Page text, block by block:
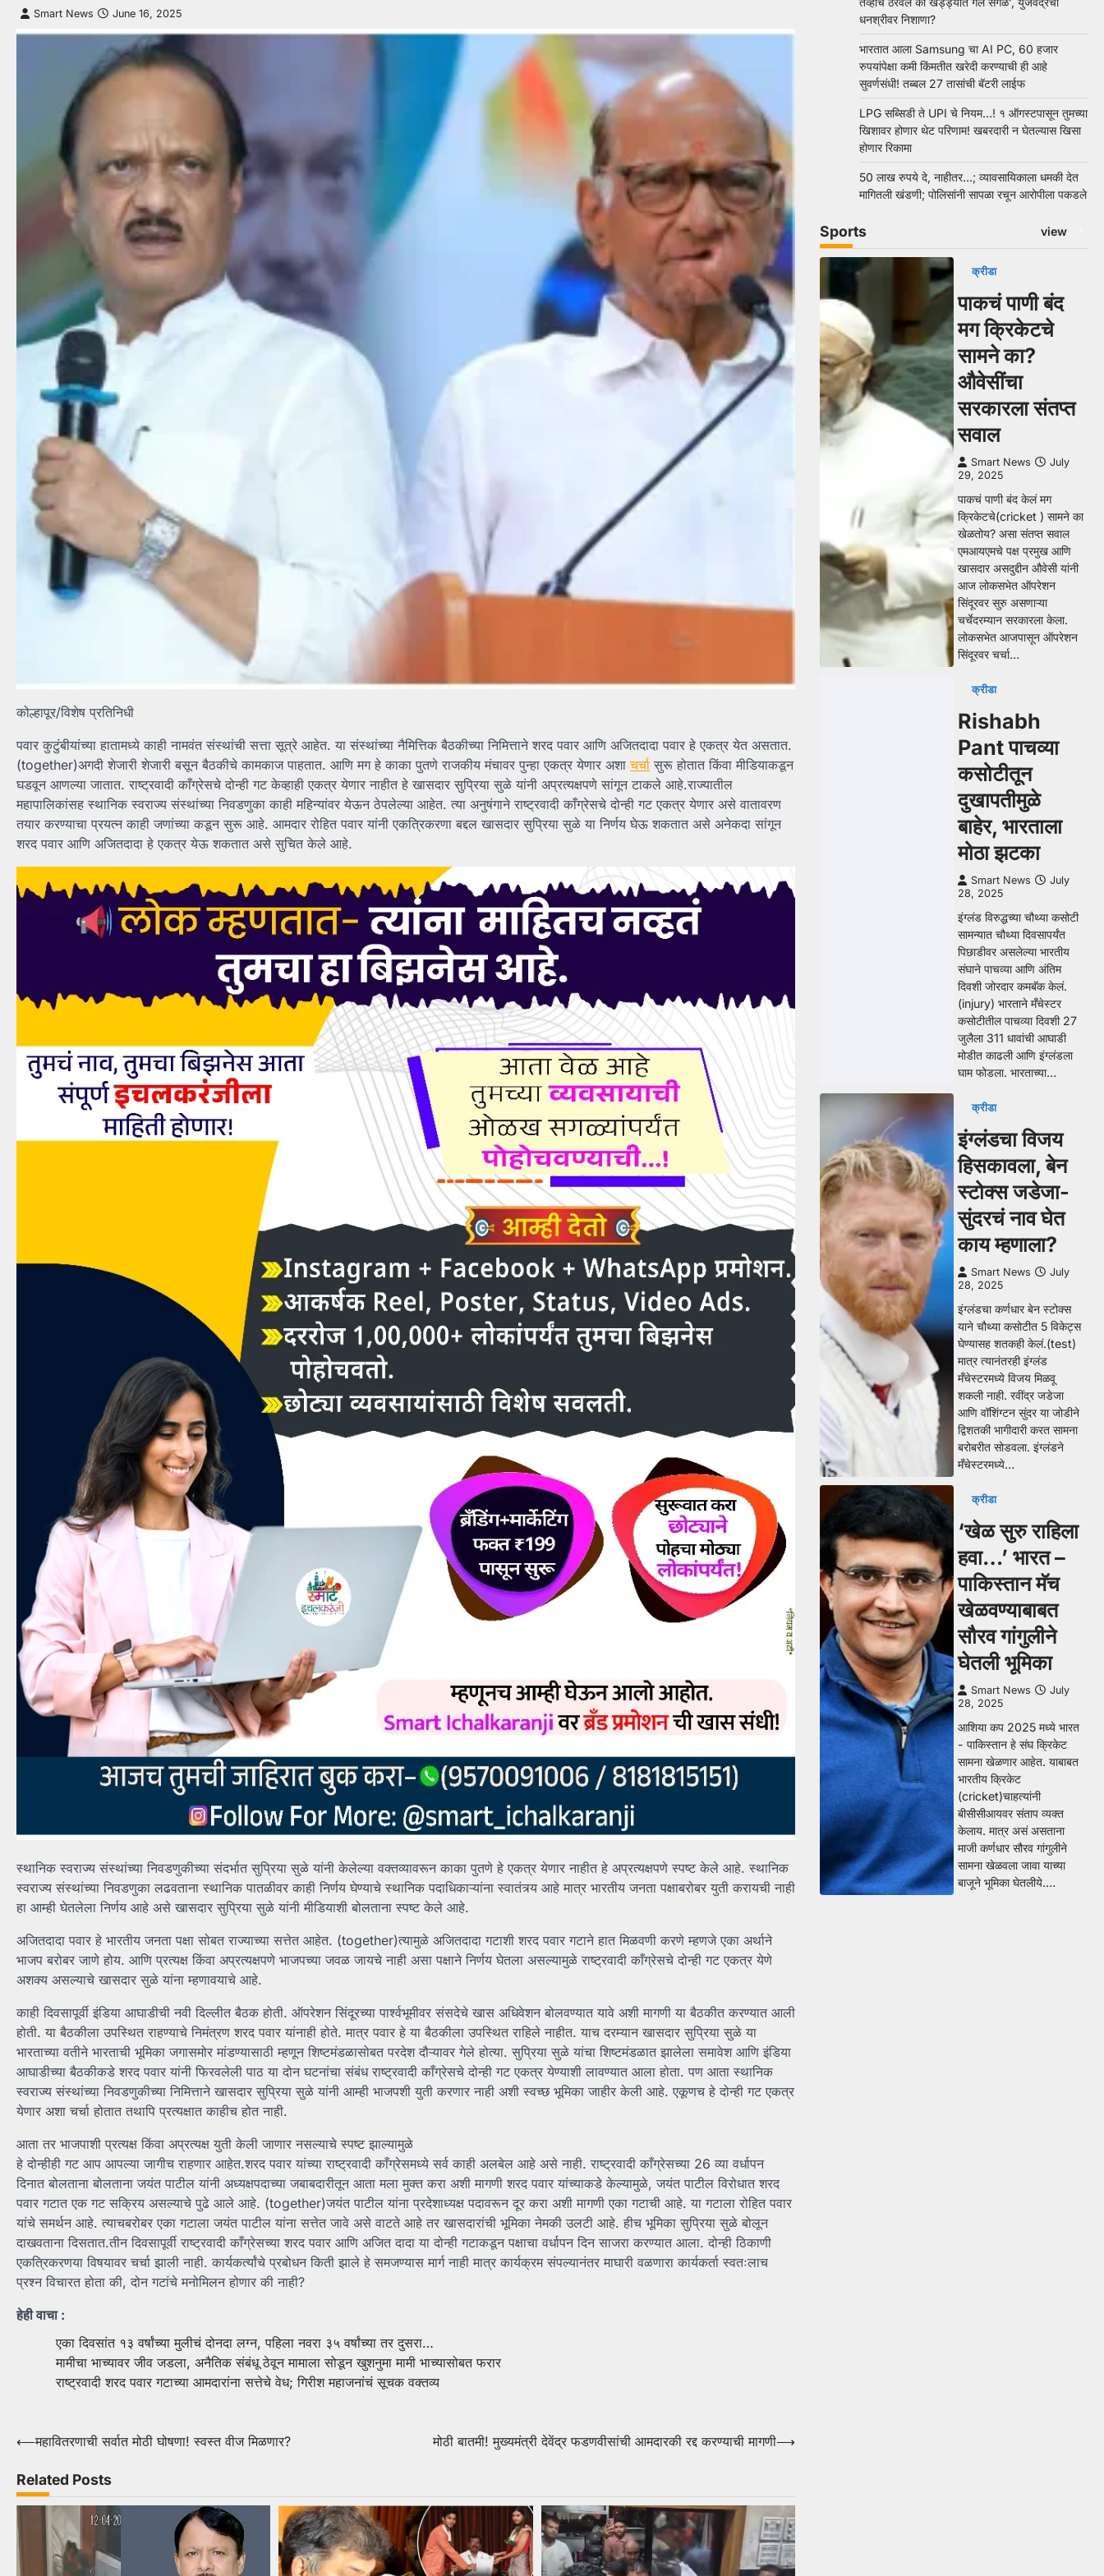
Smart News June 16, 2025
कोल्हापूर/विशेष प्रतिनिधी
पवार कुटुंबीयांच्या हातामध्ये काही नामवंत संस्थांची सत्ता सूत्रे आहेत. या संस्थांच्या नैमित्तिक बैठकीच्या निमित्ताने शरद पवार आणि अजितदादा पवार हे एकत्र येत असतात.
(together)अगदी शेजारी शेजारी बसून बैठकीचे कामकाज पाहतात. आणि मग हे काका पुतणे राजकीय मंचावर पुन्हा एकत्र येणार अशाचर्चा सुरू होतात किंवा मीडियाकडून
घडवून आणल्या जातात. राष्ट्रवादी काँग्रेसचे दोन्ही गट केव्हाही एकत्र येणार नाहीत हे खासदार सुप्रिया सुळे यांनी अप्रत्यक्षपणे सांगून टाकले आहे.राज्यातील
महापालिकांसह स्थानिक स्वराज्य संस्थांच्या निवडणुका काही महिन्यांवर येऊन ठेपलेल्या आहेत. त्या अनुषंगाने राष्ट्रवादी काँग्रेसचे दोन्ही गट एकत्र येणार असे वातावरण
तयार करण्याचा प्रयत्न काही जणांच्या कडून सुरू आहे. आमदार रोहित पवार यांनी एकत्रिकरणा बद्दल खासदार सुप्रिया सुळे या निर्णय घेऊ शकतात असे अनेकदा सांगून
शरद पवार आणि अजितदादा हे एकत्र येऊ शकतात असे सुचित केले आहे.
स्थानिक स्वराज्य संस्थांच्या निवडणुकीच्या संदर्भात सुप्रिया सुळे यांनी केलेल्या वक्तव्यावरून काका पुतणे हे एकत्र येणार नाहीत हे अप्रत्यक्षपणे स्पष्ट केले आहे. स्थानिक
स्वराज्य संस्थांच्या निवडणुका लढवताना स्थानिक पातळीवर काही निर्णय घेण्याचे स्थानिक पदाधिकाऱ्यांना स्वातंत्र्य आहे मात्र भारतीय जनता पक्षाबरोबर युती करायची नाही
हा आम्ही घेतलेला निर्णय आहे असे खासदार सुप्रिया सुळे यांनी मीडियाशी बोलताना स्पष्ट केले आहे.
अजितदादा पवार हे भारतीय जनता पक्षा सोबत राज्याच्या सत्तेत आहेत. (together)त्यामुळे अजितदादा गटाशी शरद पवार गटाने हात मिळवणी करणे म्हणजे एका अर्थाने
भाजप बरोबर जाणे होय. आणि प्रत्यक्ष किंवा अप्रत्यक्षपणे भाजपच्या जवळ जायचे नाही असा पक्षाने निर्णय घेतला असल्यामुळे राष्ट्रवादी काँग्रेसचे दोन्ही गट एकत्र येणे
अशक्य असल्याचे खासदार सुळे यांना म्हणावयाचे आहे.
काही दिवसापूर्वी इंडिया आघाडीची नवी दिल्लीत बैठक होती. ऑपरेशन सिंदूरच्या पार्श्वभूमीवर संसदेचे खास अधिवेशन बोलवण्यात यावे अशी मागणी या बैठकीत करण्यात आली
होती. या बैठकीला उपस्थित राहण्याचे निमंत्रण शरद पवार यांनाही होते. मात्र पवार हे या बैठकीला उपस्थित राहिले नाहीत. याच दरम्यान खासदार सुप्रिया सुळे या
भारताच्या वतीने भारताची भूमिका जगासमोर मांडण्यासाठी म्हणून शिष्टमंडळासोबत परदेश दौऱ्यावर गेले होत्या. सुप्रिया सुळे यांचा शिष्टमंडळात झालेला समावेश आणि इंडिया
आघाडीच्या बैठकीकडे शरद पवार यांनी फिरवलेली पाठ या दोन घटनांचा संबंध राष्ट्रवादी काँग्रेसचे दोन्ही गट एकत्र येण्याशी लावण्यात आला होता. पण आता स्थानिक
स्वराज्य संस्थांच्या निवडणुकीच्या निमित्ताने खासदार सुप्रिया सुळे यांनी आम्ही भाजपशी युती करणार नाही अशी स्वच्छ भूमिका जाहीर केली आहे. एकूणच हे दोन्ही गट एकत्र
येणार अशा चर्चा होतात तथापि प्रत्यक्षात काहीच होत नाही.
आता तर भाजपाशी प्रत्यक्ष किंवा अप्रत्यक्ष युती केली जाणार नसल्याचे स्पष्ट झाल्यामुळे
हे दोन्हीही गट आप आपल्या जागीच राहणार आहेत.शरद पवार यांच्या राष्ट्रवादी काँग्रेसमध्ये सर्व काही अलबेल आहे असे नाही. राष्ट्रवादी काँग्रेसच्या 26 व्या वर्धापन
दिनात बोलताना बोलताना जयंत पाटील यांनी अध्यक्षपदाच्या जबाबदारीतून आता मला मुक्त करा अशी मागणी शरद पवार यांच्याकडे केल्यामुळे, जयंत पाटील विरोधात शरद
पवार गटात एक गट सक्रिय असल्याचे पुढे आले आहे. (together)जयंत पाटील यांना प्रदेशाध्यक्ष पदावरून दूर करा अशी मागणी एका गटाची आहे. या गटाला रोहित पवार
यांचे समर्थन आहे. त्याचबरोबर एका गटाला जयंत पाटील यांना सत्तेत जावे असे वाटते आहे तर खासदारांची भूमिका नेमकी उलटी आहे. हीच भूमिका सुप्रिया सुळे बोलून
दाखवताना दिसतात.तीन दिवसापूर्वी राष्ट्रवादी काँग्रेसच्या शरद पवार आणि अजित दादा या दोन्ही गटाकडून पक्षाचा वर्धापन दिन साजरा करण्यात आला. दोन्ही ठिकाणी
एकत्रिकरणया विषयावर चर्चा झाली नाही. कार्यकर्त्यांचे प्रबोधन किती झाले हे समजण्यास मार्ग नाही मात्र कार्यक्रम संपल्यानंतर माघारी वळणारा कार्यकर्ता स्वतःलाच
प्रश्न विचारत होता की, दोन गटांचे मनोमिलन होणार की नाही?
हेही वाचा :
एका दिवसांत १३ वर्षांच्या मुलीचं दोनदा लग्न, पहिला नवरा ३५ वर्षांच्या तर दुसरा…
मामीचा भाच्यावर जीव जडला, अनैतिक संबंधू ठेवून मामाला सोडून खुशनुमा मामी भाच्यासोबत फरार
राष्ट्रवादी शरद पवार गटाच्या आमदारांना सत्तेचे वेध; गिरीश महाजनांचं सूचक वक्तव्य
Post
⟵महावितरणाची सर्वात मोठी घोषणा! स्वस्त वीज मिळणार? मोठी बातमी! मुख्यमंत्री देवेंद्र फडणवीसांची आमदारकी रद्द करण्याची मागणी⟶
Related Posts
धनश्रीवर निशाणा?
भारतात आला Samsung चा AI PC, 60 हजार
रुपयांपेक्षा कमी किंमतीत खरेदी करण्याची ही आहे
सुवर्णसंधी! तब्बल 27 तासांची बॅटरी लाईफ
LPG सब्सिडी ते UPI चे नियम…! १ ऑगस्टपासून तुमच्या
खिशावर होणार थेट परिणाम! खबरदारी न घेतल्यास खिसा
होणार रिकामा
50 लाख रुपये दे, नाहीतर…; व्यावसायिकाला धमकी देत
मागितली खंडणी; पोलिसांनी सापळा रचून आरोपीला पकडले
Sports view
क्रीडा
पाकचं पाणी बंद
मग क्रिकेटचे
सामने का?
औवेसींचा
सरकारला संतप्त
सवाल
Smart News
July
29, 2025
पाकचं पाणी बंद केलं मग
क्रिकेटचे(cricket ) सामने का
खेळतोय? असा संतप्त सवाल
एमआयएमचे पक्ष प्रमुख आणि
खासदार असदुद्दीन औवेसी यांनी
आज लोकसभेत ऑपरेशन
सिंदूरवर सुरु असणाऱ्या
चर्चेदरम्यान सरकारला केला.
लोकसभेत आजपासून ऑपरेशन
सिंदूरवर चर्चा…
क्रीडा
Rishabh
Pant पाचव्या
कसोटीतून
दुखापतीमुळे
बाहेर, भारताला
मोठा झटका
Smart News
July
28, 2025
इंग्लंड विरुद्धच्या चौथ्या कसोटी
सामन्यात चौथ्या दिवसापर्यंत
पिछाडीवर असलेल्या भारतीय
संघाने पाचव्या आणि अंतिम
दिवशी जोरदार कमबॅक केलं.
(injury) भारताने मँचेस्टर
कसोटीतील पाचव्या दिवशी 27
जुलैला 311 धावांची आघाडी
मोडीत काढली आणि इंग्लंडला
घाम फोडला. भारताच्या…
क्रीडा
इंग्लंडचा विजय
हिसकावला, बेन
स्टोक्स जडेजा-
सुंदरचं नाव घेत
काय म्हणाला?
Smart News
July
28, 2025
इंग्लंडचा कर्णधार बेन स्टोक्स
याने चौथ्या कसोटीत 5 विकेट्स
घेण्यासह शतकही केलं.(test)
मात्र त्यानंतरही इंग्लंड
मँचेस्टरमध्ये विजय मिळवू
शकली नाही. रवींद्र जडेजा
आणि वॉशिंग्टन सुंदर या जोडीने
द्विशतकी भागीदारी करत सामना
बरोबरीत सोडवला. इंग्लंडने
मँचेस्टरमध्ये…
क्रीडा
‘खेळ सुरु राहिला
हवा…’ भारत –
पाकिस्तान मॅच
खेळवण्याबाबत
सौरव गांगुलीने
घेतली भूमिका
Smart News
July
28, 2025
आशिया कप 2025 मध्ये भारत
- पाकिस्तान हे संघ क्रिकेट
सामना खेळणार आहेत. याबाबत
भारतीय क्रिकेट
(cricket)चाहत्यांनी
बीसीसीआयवर संताप व्यक्त
केलाय. मात्र असं असताना
माजी कर्णधार सौरव गांगुलीने
सामना खेळवला जावा याच्या
बाजूने भूमिका घेतलीये.…